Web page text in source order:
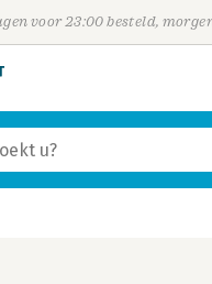
voor 23:00 besteld,